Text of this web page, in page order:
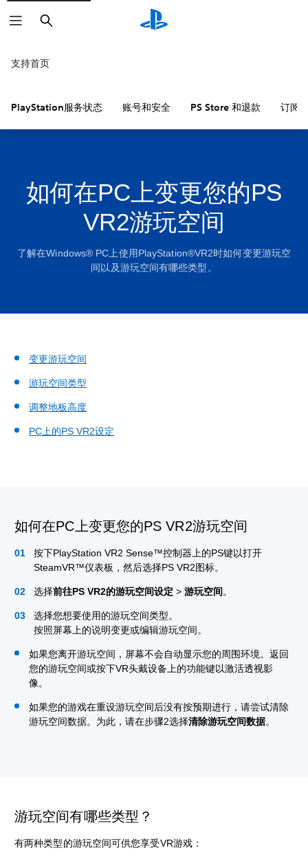
搜
索
支持首页
PlayStation服务状态 账号和安全 PS Store 和退款 订阅
如何在PC上变更您的PS
VR2游玩空间
了解在Windows® PC上使用PlayStation®VR2时如何变更游玩空
间以及游玩空间有哪些类型。
变更游玩空间
游玩空间类型
调整地板高度
PC上的PS VR2设定
如何在PC上变更您的PS VR2游玩空间
按下PlayStation VR2 Sense™控制器上的PS键以打开
SteamVR™仪表板，然后选择PS VR2图标。
选择前往PS VR2的游玩空间设定 > 游玩空间 。
选择您想要使用的游玩空间类型。
按照屏幕上的说明变更或编辑游玩空间。
如果您离开游玩空间，屏幕不会自动显示您的周围环境。返回
您的游玩空间或按下VR头戴设备上的功能键以激活透视影
像。
如果您的游戏在重设游玩空间后没有按预期进行，请尝试清除
游玩空间数据。为此，请在步骤2选择清除游玩空间数据。
游玩空间有哪些类型？
有两种类型的游玩空间可供您享受VR游戏：